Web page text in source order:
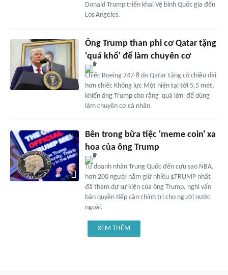
Donald Trump triển khai Vệ binh Quốc gia đến
Los Angeles.
Ông Trump than phi cơ Qatar tặng
'quá khổ' để làm chuyên cơ
Chiếc Boeing 747-8 do Qatar tặng có chiều dài
hơn chiếc Không lực Một hiện tại tới 5,5 mét,
khiến ông Trump cho rằng 'quá lớn' để dùng
làm chuyên cơ cá nhân.
Bên trong bữa tiệc 'meme coin' xa
hoa của ông Trump
Từ doanh nhân Trung Quốc đến cựu sao NBA,
hơn 200 người nắm giữ nhiều $TRUMP nhất
đã tham dự sự kiện của ông Trump, nghi vấn
bán quyền tiếp cận chính trị cho người nước
ngoài.
XEM THÊM